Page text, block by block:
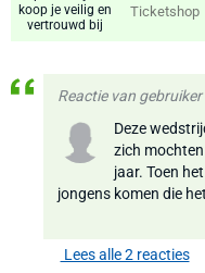
Ticketshop
Reactie van
Deze
zich
jaar. Toen
jongens komen die
Lees alle 2 reacties